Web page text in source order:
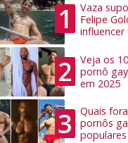
1
Vaza
Felipe
influencer
2
Veja os
pornô
em 2025
3
Quais
pornôs